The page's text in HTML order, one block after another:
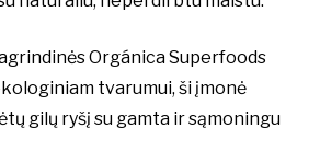
Orgánica Superfoods
tvarumui, ši įmonė
gilų ryšį su gamta ir sąmoningu